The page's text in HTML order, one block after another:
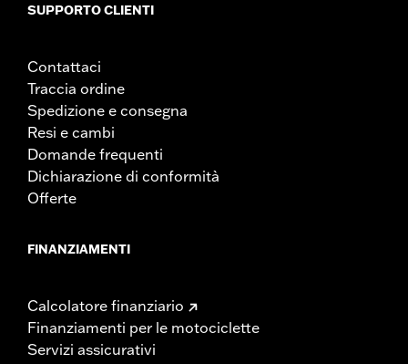
SUPPORTO CLIENTI
Contattaci
Traccia ordine
Spedizione e consegna
Resi e cambi
Domande frequenti
Dichiarazione di conformità
Offerte
FINANZIAMENTI
Calcolatore finanziario
Finanziamenti per le motociclette
Servizi assicurativi